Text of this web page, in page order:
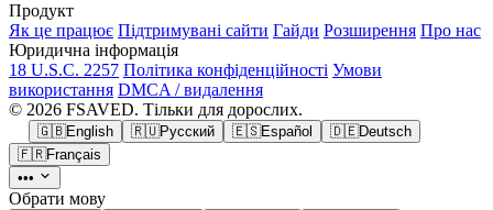
Продукт
Як це працює Підтримувані сайти Гайди Розширення Про нас
Юридична інформація
18 U.S.C. 2257 Політика конфіденційності Умови
використання DMCA / видалення
© 2026 FSAVED. Тільки для дорослих.
🇬🇧English 🇷🇺Русский 🇪🇸Español 🇩🇪Deutsch
🇫🇷Français
•••
Обрати мову